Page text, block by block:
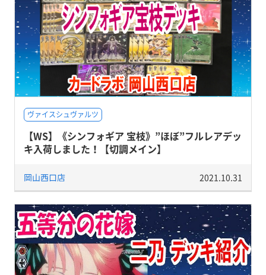
ヴァイスシュヴァルツ
【WS】《シンフォギア 宝枝》”ほぼ”フルレアデッ
キ入荷しました！【切調メイン】
岡山西口店 2021.10.31